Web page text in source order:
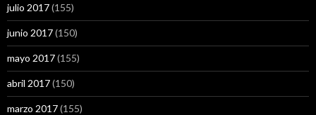
julio 2017(155)
junio 2017(150)
mayo 2017(155)
abril 2017(150)
marzo 2017(155)